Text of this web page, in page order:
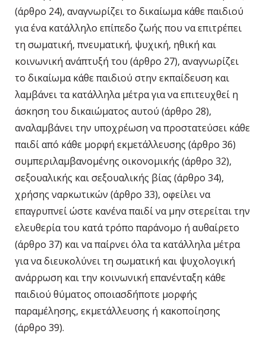
(άρθρο 24), αναγνωρίζει το δικαίωμα κάθε παιδιού
για ένα κατάλληλο επίπεδο ζωής που να επιτρέπει
τη σωματική, πνευματική, ψυχική, ηθική και
κοινωνική ανάπτυξή του (άρθρο 27), αναγνωρίζει
το δικαίωμα κάθε παιδιού στην εκπαίδευση και
λαμβάνει τα κατάλληλα μέτρα για να επιτευχθεί η
άσκηση του δικαιώματος αυτού (άρθρο 28),
αναλαμβάνει την υποχρέωση να προστατεύσει κάθε
παιδί από κάθε μορφή εκμετάλλευσης (άρθρο 36)
συμπεριλαμβανομένης οικονομικής (άρθρο 32),
σεξουαλικής και σεξουαλικής βίας (άρθρο 34),
χρήσης ναρκωτικών (άρθρο 33), οφείλει να
επαγρυπνεί ώστε κανένα παιδί να μην στερείται την
ελευθερία του κατά τρόπο παράνομο ή αυθαίρετο
(άρθρο 37) και να παίρνει όλα τα κατάλληλα μέτρα
για να διευκολύνει τη σωματική και ψυχολογική
ανάρρωση και την κοινωνική επανένταξη κάθε
παιδιού θύματος οποιασδήποτε μορφής
παραμέλησης, εκμετάλλευσης ή κακοποίησης
(άρθρο 39).